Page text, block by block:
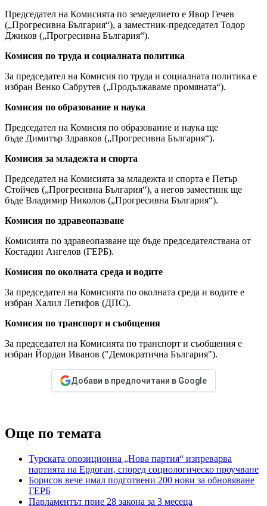
Председател на Комисията по земеделието е Явор Гечев
(„Прогресивна България“), а заместник-председател Тодор
Джиков („Прогресивна България“).
Комисия по труда и социалната политика
За председател на Комисия по труда и социалната политика е
избран Венко Сабрутев („Продължаваме промяната“).
Комисия по образование и наука
Председател на Комисия по образование и наука ще
бъде Димитър Здравков („Прогресивна България“).
Комисия за младежта и спорта
Председател на Комисията за младежта и спорта е Петър
Стойчев („Прогресивна България“), а негов заместинк ще
бъде Владимир Николов („Прогресивна България“).
Комисия по здравеопазване
Комисията по здравеопазване ще бъде председателствана от
Костадин Ангелов (ГЕРБ).
Комисия по околната среда и водите
За председател на Комисията по околната среда и водите е
избран Халил Летифов (ДПС).
Комисия по транспорт и съобщения
За председател на Комисията по транспорт и съобщения е
избран Йордан Иванов ("Демократична България").
Добави в предпочитани в Google
Още по темата
Турската опозиционна „Нова партия“ изпреварва
партията на Ердоган, според социологическо проучване
Борисов вече имал подготвени 200 нови за обновяване
ГЕРБ
Парламентът прие 28 закона за 3 месеца